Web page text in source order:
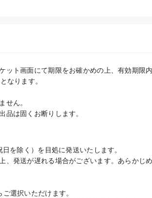
ット画面にて期限をお確かめの上、有効期限
なります。
せん。
品は固くお断りします。
を除く）を目処に発送いたします。
発送が遅れる場合がございます。あらかじめ
選択いただけます。